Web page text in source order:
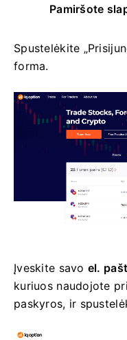
Pamiršote
Spustelėkite
forma.
Įveskite savo el.
kuriuos naudojote
paskyros, ir